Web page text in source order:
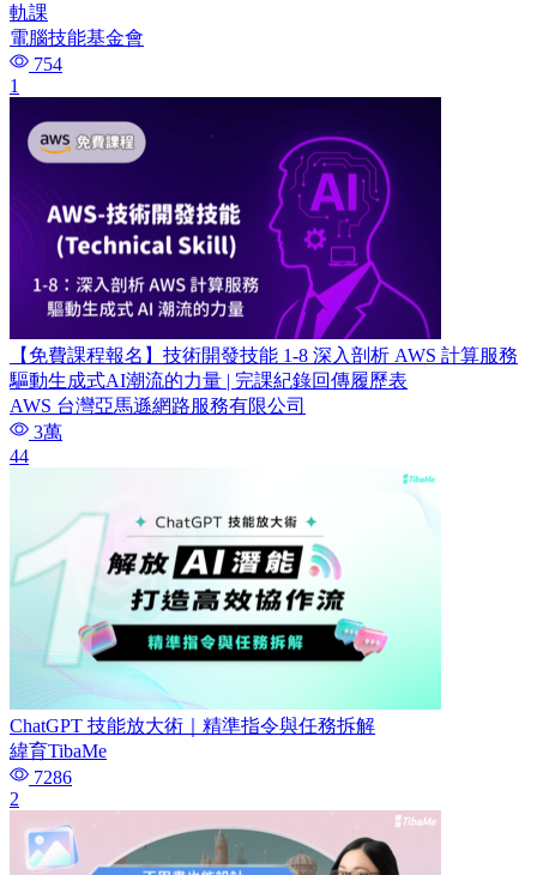
軌課
電腦技能基金會
754
1
【免費課程報名】技術開發技能 1-8 深入剖析 AWS 計算服務
驅動生成式AI潮流的力量 | 完課紀錄回傳履歷表
AWS 台灣亞馬遜網路服務有限公司
3萬
44
ChatGPT 技能放大術｜精準指令與任務拆解
緯育TibaMe
7286
2